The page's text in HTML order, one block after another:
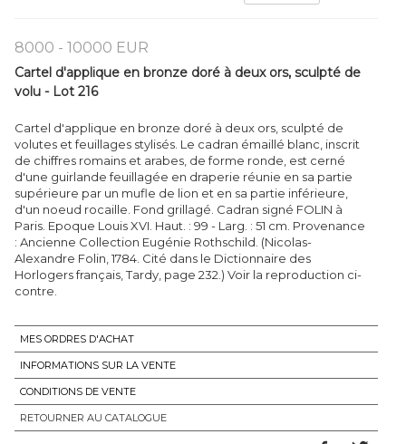
8000 - 10000 EUR
Cartel d'applique en bronze doré à deux ors, sculpté de
volu - Lot 216
Cartel d'applique en bronze doré à deux ors, sculpté de
volutes et feuillages stylisés. Le cadran émaillé blanc, inscrit
de chiffres romains et arabes, de forme ronde, est cerné
d'une guirlande feuillagée en draperie réunie en sa partie
supérieure par un mufle de lion et en sa partie inférieure,
d'un noeud rocaille. Fond grillagé. Cadran signé FOLIN à
Paris. Epoque Louis XVI. Haut. : 99 - Larg. : 51 cm. Provenance
: Ancienne Collection Eugénie Rothschild. (Nicolas-
Alexandre Folin, 1784. Cité dans le Dictionnaire des
Horlogers français, Tardy, page 232.) Voir la reproduction ci-
contre.
MES ORDRES D'ACHAT
INFORMATIONS SUR LA VENTE
CONDITIONS DE VENTE
RETOURNER AU CATALOGUE